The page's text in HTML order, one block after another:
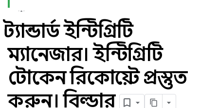
স্ট্যান্ডার্ড ইন্টিগ্রিটি
ম্যানেজার। ইন্টিগ্রিটি
টোকেন রিকোয়েস্ট প্রস্তুত
করুন। বিল্ডার